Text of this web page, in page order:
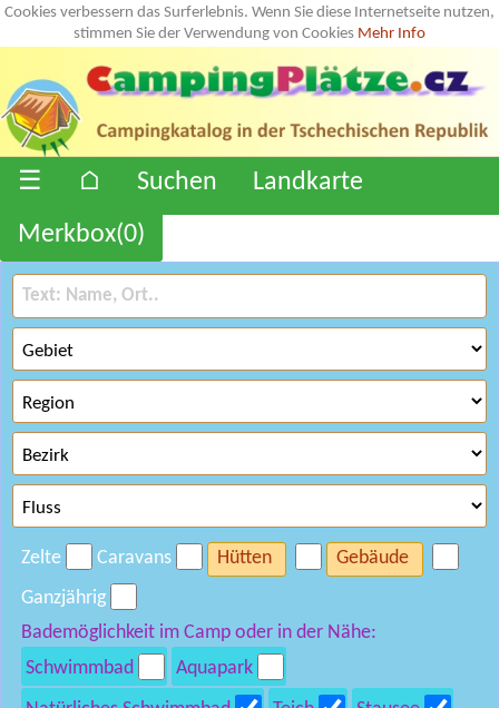
Cookies verbessern das Surferlebnis. Wenn Sie diese Internetseite nutzen,
stimmen Sie der Verwendung von Cookies Mehr Info
☰ ⌂ Suchen
Landkarte
Merkbox(0)
Zelte Caravans Hütten
Gebäude
Ganzjährig
Bademöglichkeit im Camp oder in der Nähe:
Schwimmbad
Aquapark